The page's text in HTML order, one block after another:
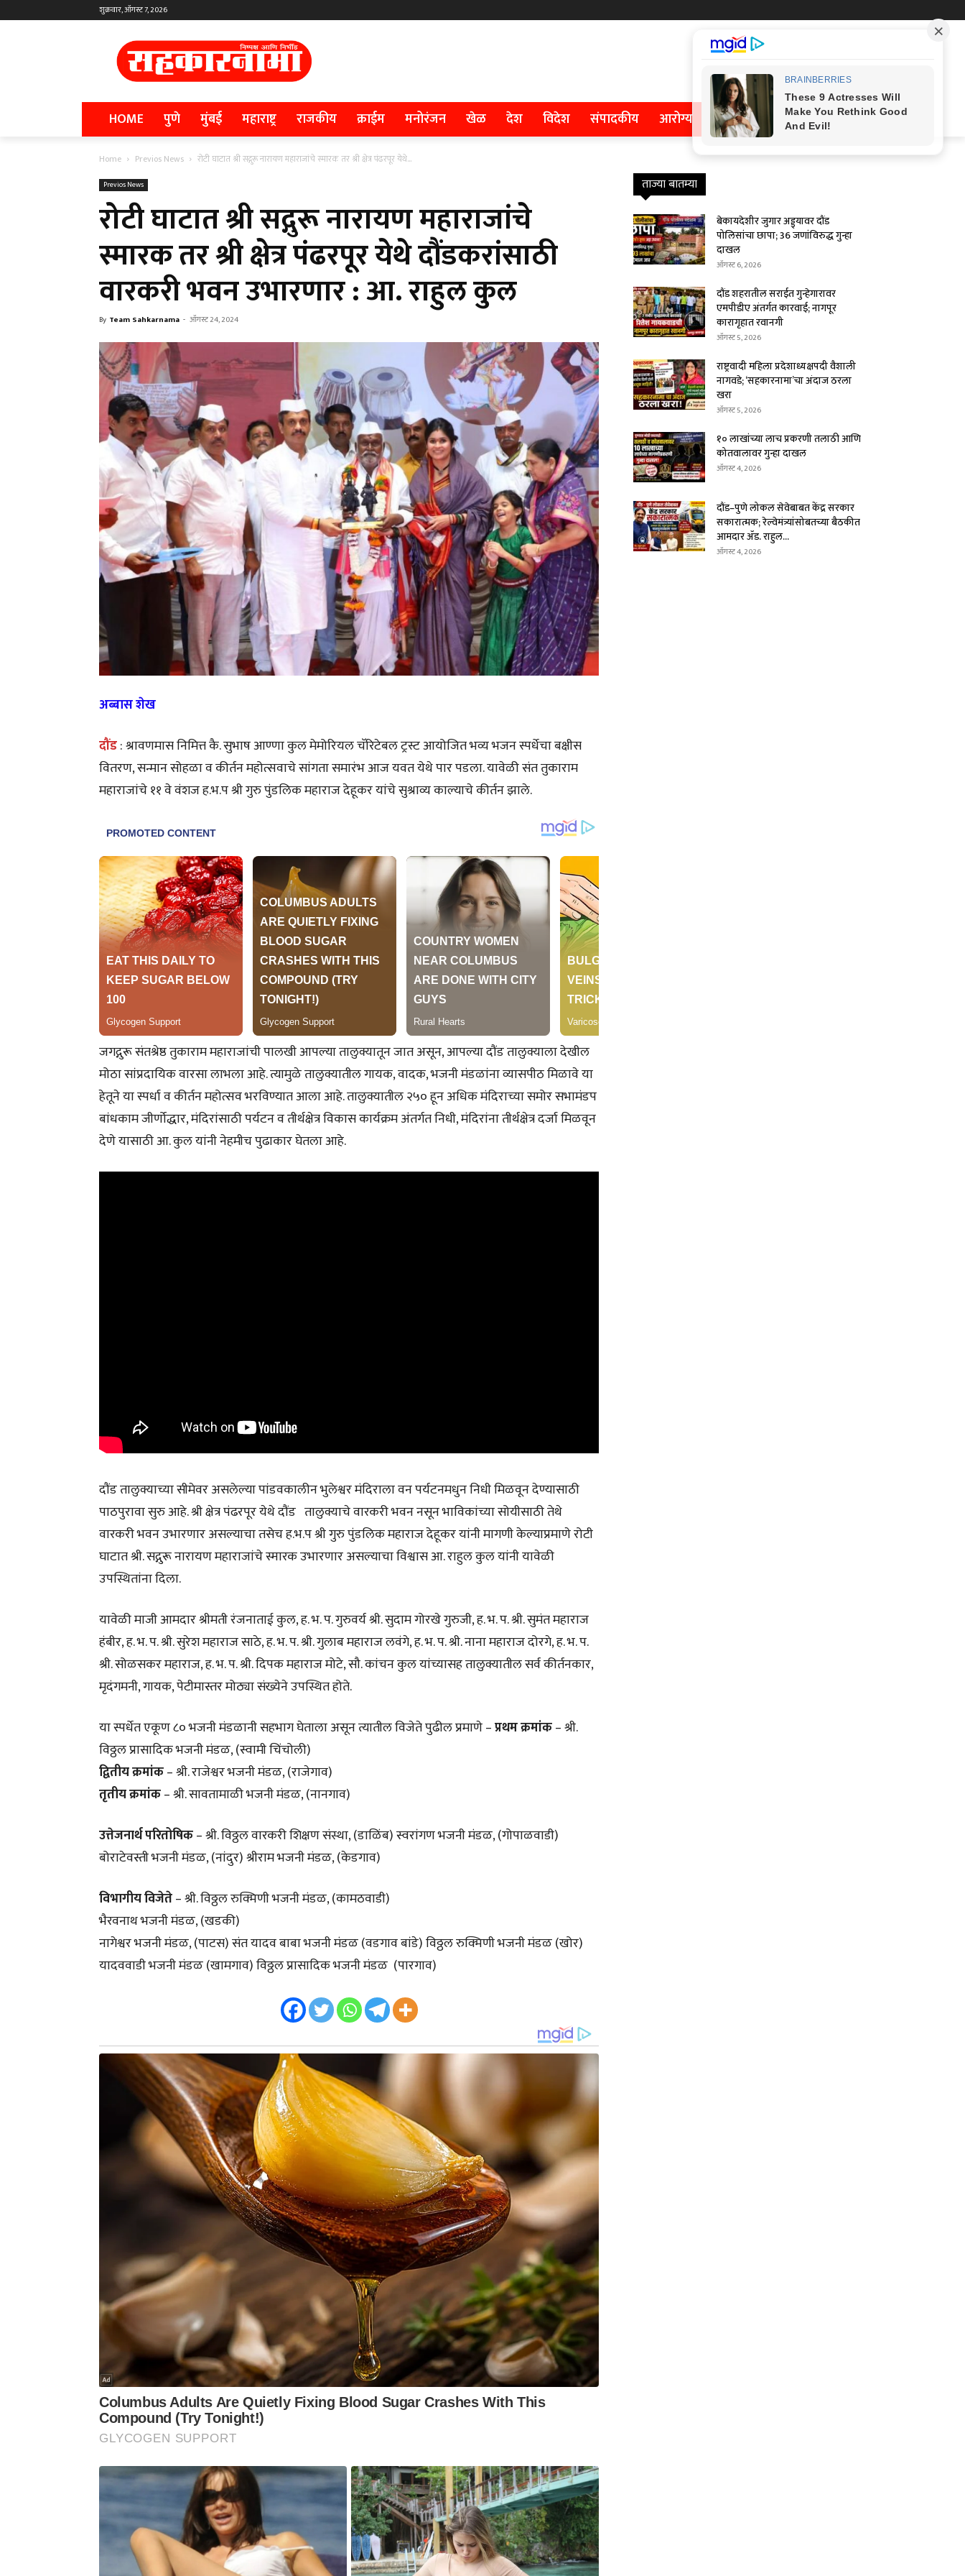
शुक्रवार, ऑगस्ट 7, 2026
HOME पुणे मुंबई महाराष्ट्र राजकीय क्राईम मनोरंजन खेळ देश विदेश संपादकीय आरोग्य
Home Previos News रोटी घाटात श्री सद्गुरू नारायण महाराजांचे स्मारक तर श्री क्षेत्र पंढरपूर येथे...
Previos News
रोटी घाटात श्री सद्गुरू नारायण महाराजांचे
स्मारक तर श्री क्षेत्र पंढरपूर येथे दौंडकरांसाठी
वारकरी भवन उभारणार : आ. राहुल कुल
By Team Sahkarnama - ऑगस्ट 24, 2024
अब्बास शेख
दौंड: श्रावणमास निमित्त कै. सुभाष आण्णा कुल मेमोरियल चॅरिटेबल ट्रस्ट आयोजित भव्य भजन स्पर्धेचा बक्षीस
वितरण, सन्मान सोहळा व कीर्तन महोत्सवाचे सांगता समारंभ आज यवत येथे पार पडला. यावेळी संत तुकाराम
महाराजांचे ११ वे वंशज ह.भ.प श्री गुरु पुंडलिक महाराज देहूकर यांचे सुश्राव्य काल्याचे कीर्तन झाले.
जगद्गुरू संतश्रेष्ठ तुकाराम महाराजांची पालखी आपल्या तालुक्यातून जात असून, आपल्या दौंड तालुक्याला देखील
मोठा सांप्रदायिक वारसा लाभला आहे. त्यामुळे तालुक्यातील गायक, वादक, भजनी मंडळांना व्यासपीठ मिळावे या
हेतूने या स्पर्धा व कीर्तन महोत्सव भरविण्यात आला आहे. तालुक्यातील २५० हून अधिक मंदिराच्या समोर सभामंडप
बांधकाम जीर्णोद्धार, मंदिरांसाठी पर्यटन व तीर्थक्षेत्र विकास कार्यक्रम अंतर्गत निधी, मंदिरांना तीर्थक्षेत्र दर्जा मिळवून
देणे यासाठी आ. कुल यांनी नेहमीच पुढाकार घेतला आहे.
दौंड तालुक्याच्या सीमेवर असलेल्या पांडवकालीन भुलेश्वर मंदिराला वन पर्यटनमधुन निधी मिळवून देण्यासाठी
पाठपुरावा सुरु आहे. श्री क्षेत्र पंढरपूर येथे दौंड तालुक्याचे वारकरी भवन नसून भाविकांच्या सोयीसाठी तेथे
वारकरी भवन उभारणार असल्याचा तसेच ह.भ.प श्री गुरु पुंडलिक महाराज देहूकर यांनी मागणी केल्याप्रमाणे रोटी
घाटात श्री. सद्गुरू नारायण महाराजांचे स्मारक उभारणार असल्याचा विश्वास आ. राहुल कुल यांनी यावेळी
उपस्थितांना दिला.
यावेळी माजी आमदार श्रीमती रंजनाताई कुल, ह. भ. प. गुरुवर्य श्री. सुदाम गोरखे गुरुजी, ह. भ. प. श्री. सुमंत महाराज
हंबीर, ह. भ. प. श्री. सुरेश महाराज साठे, ह. भ. प. श्री. गुलाब महाराज लवंगे, ह. भ. प. श्री. नाना महाराज दोरगे, ह. भ. प.
श्री. सोळसकर महाराज, ह. भ. प. श्री. दिपक महाराज मोटे, सौ. कांचन कुल यांच्यासह तालुक्यातील सर्व कीर्तनकार,
मृदंगमनी, गायक, पेटीमास्तर मोठ्या संख्येने उपस्थित होते.
या स्पर्धेत एकूण ८० भजनी मंडळानी सहभाग घेताला असून त्यातील विजेते पुढील प्रमाणे –प्रथम क्रमांक– श्री.
विठ्ठल प्रासादिक भजनी मंडळ, (स्वामी चिंचोली)
द्वितीय क्रमांक– श्री. राजेश्वर भजनी मंडळ, (राजेगाव)
तृतीय क्रमांक– श्री. सावतामाळी भजनी मंडळ, (नानगाव)
उत्तेजनार्थ परितोषिक– श्री. विठ्ठल वारकरी शिक्षण संस्था, (डाळिंब) स्वरांगण भजनी मंडळ, (गोपाळवाडी)
बोराटेवस्ती भजनी मंडळ, (नांदुर) श्रीराम भजनी मंडळ, (केडगाव)
विभागीय विजेते– श्री. विठ्ठल रुक्मिणी भजनी मंडळ, (कामठवाडी)
भैरवनाथ भजनी मंडळ, (खडकी)
नागेश्वर भजनी मंडळ, (पाटस) संत यादव बाबा भजनी मंडळ (वडगाव बांडे) विठ्ठल रुक्मिणी भजनी मंडळ (खोर)
यादववाडी भजनी मंडळ (खामगाव) विठ्ठल प्रासादिक भजनी मंडळ (पारगाव)
ताज्या बातम्या
बेकायदेशीर जुगार अड्ड्यावर दौंड
पोलिसांचा छापा; 36 जणांविरुद्ध गुन्हा
दाखल
ऑगस्ट 6, 2026
दौंड शहरातील सराईत गुन्हेगारावर
एमपीडीए अंतर्गत कारवाई; नागपूर
कारागृहात रवानगी
ऑगस्ट 5, 2026
राष्ट्रवादी महिला प्रदेशाध्यक्षपदी वैशाली
नागवडे; ‘सहकारनामा’चा अंदाज ठरला
खरा
ऑगस्ट 5, 2026
१० लाखांच्या लाच प्रकरणी तलाठी आणि
कोतवालावर गुन्हा दाखल
ऑगस्ट 4, 2026
दौंड–पुणे लोकल सेवेबाबत केंद्र सरकार
सकारात्मक; रेल्वेमंत्र्यांसोबतच्या बैठकीत
आमदार ॲड. राहुल...
ऑगस्ट 4, 2026